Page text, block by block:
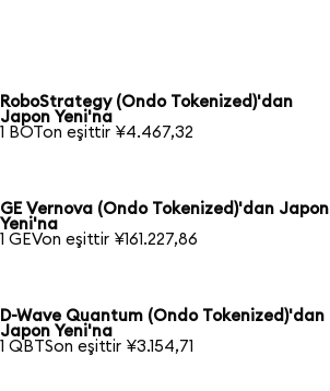
RoboStrategy (Ondo Tokenized)'dan
Japon Yeni'na
1 BOTon eşittir ¥4.467,32
GE Vernova (Ondo Tokenized)'dan Japon
Yeni'na
1 GEVon eşittir ¥161.227,86
D-Wave Quantum (Ondo Tokenized)'dan
Japon Yeni'na
1 QBTSon eşittir ¥3.154,71